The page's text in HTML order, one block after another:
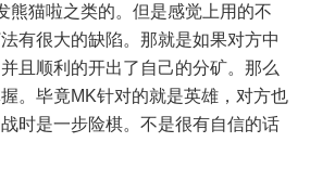
熊猫啦之类的。但是感觉上用的不
有很大的缺陷。那就是如果对方中
且顺利的开出了自己的分矿。那么
。毕竟MK针对的就是英雄，对方也
时是一步险棋。不是很有自信的话